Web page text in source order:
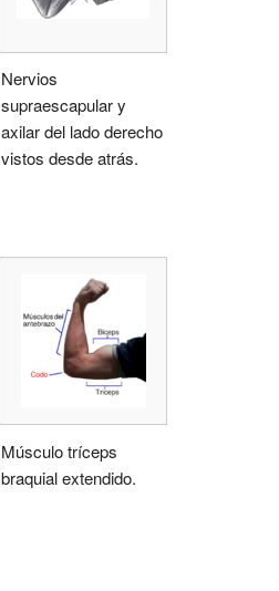
Nervios
supraescapular y
axilar del lado derecho
vistos desde atrás.
Músculo tríceps
braquial extendido.